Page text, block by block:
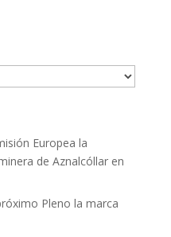
Europea la
de Aznalcóllar en
Pleno la marca